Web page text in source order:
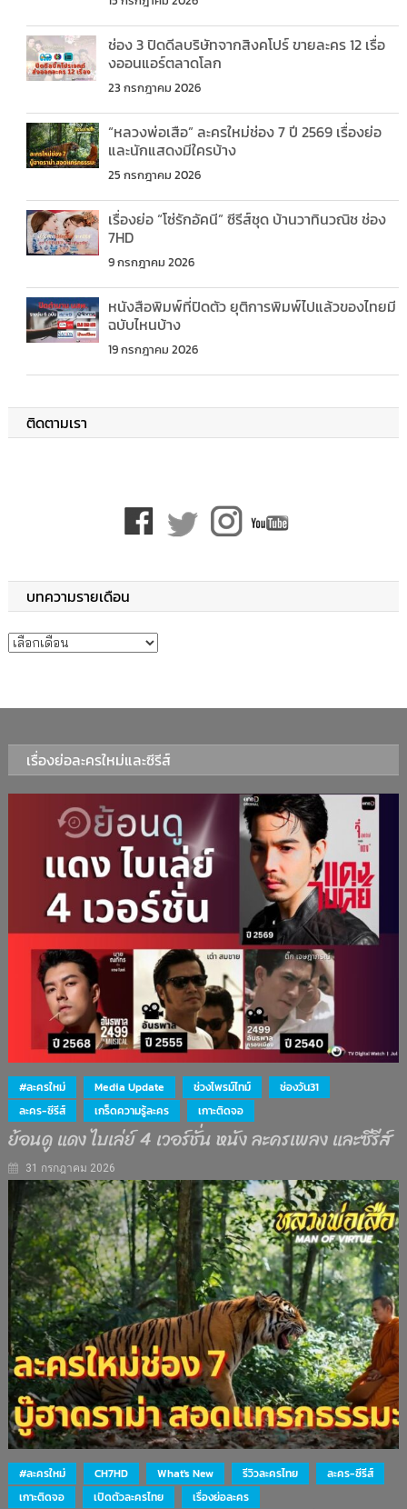
ช่อง 3 ปิดดีลบริษัทจากสิงคโปร์ ขายละคร 12 เรื่อ
งออนแอร์ตลาดโลก
23 กรกฎาคม 2026
“หลวงพ่อเสือ” ละครใหม่ช่อง 7 ปี 2569 เรื่องย่อ
และนักแสดงมีใครบ้าง
25 กรกฎาคม 2026
เรื่องย่อ “โซ่รักอัคนี” ซีรีส์ชุด บ้านวาทินวณิช ช่อง
7HD
9 กรกฎาคม 2026
หนังสือพิมพ์ที่ปิดตัว ยุติการพิมพ์ไปแล้วของไทยมี
ฉบับไหนบ้าง
19 กรกฎาคม 2026
ติดตามเรา
บทความรายเดือน
บทความรายเดือน
เรื่องย่อละครใหม่และซีรีส์
#ละครใหม่ Media Update ช่วงไพรม์ไทม์
ช่องวัน31
ละคร-ซีรีส์
เกร็ดความรู้ละคร เกาะติดจอ
ย้อนดู แดง ไบเล่ย์ 4 เวอร์ชั่น หนัง ละครเพลง และซีรีส์
31 กรกฎาคม 2026
#ละครใหม่ CH7HD What's New รีวิวละครไทย
ละคร-ซีรีส์
เกาะติดจอ
เปิดตัวละครไทย เรื่องย่อละคร